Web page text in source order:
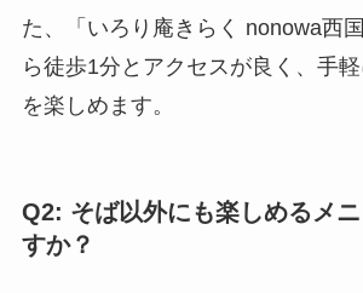
た、「いろり庵きらく nonowa西
ら徒歩1分とアクセスが良く、手
を楽しめます。
Q2: そば以外にも楽しめるメ
すか？